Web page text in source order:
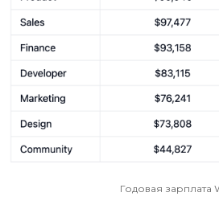
Годовая зарплата